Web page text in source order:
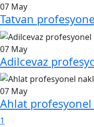
07 May
Tatvan
07 May
Adilcevaz
07 May
Ahlat
1